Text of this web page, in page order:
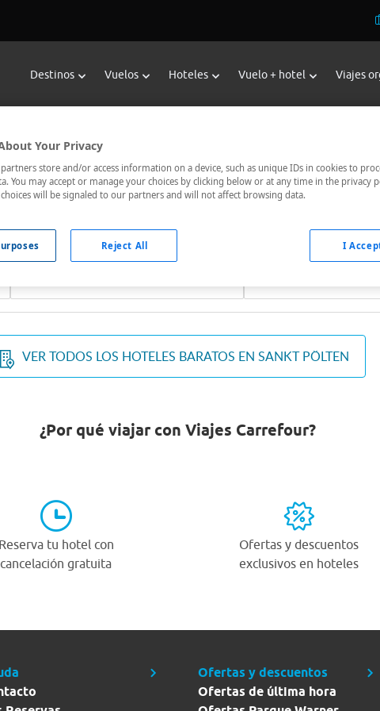
Destinos Vuelos Hoteles Vuelo + hotel Viajes
Reservar Hoteles en Sankt Pölten
hoteles de Viajes Carrefour te ofrecehoteles baratos en Sankt
el hotel que busques nosotros te lo encontramos al
Fechas *
VER TODOS LOS HOTELES BARATOS EN SANKT PÖLTEN
¿Por qué viajar con Viajes Carrefour?
Reserva tu hotel con
cancelación gratuita
Ofertas y descuentos
exclusivos en hoteles
Ofertas y descuentos
Ofertas de última hora
Your Privacy
store and/or access information on a device, such as unique IDs in cookies to
You may accept or manage your choices by clicking below or at any time in the privacy
choices will be signaled to our partners and will not affect browsing data.
Reject All I